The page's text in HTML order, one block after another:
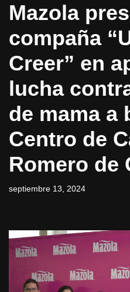
Mazola
compaña
Creer” en
lucha
de mama a
Centro de
Romero de
septiembre 13, 2024